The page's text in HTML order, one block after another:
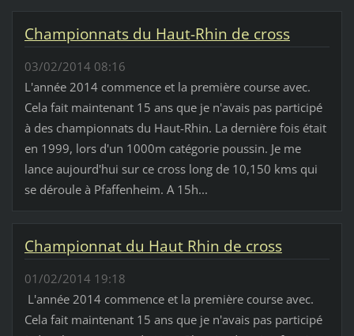
Championnats du Haut-Rhin de cross
03/02/2014 08:16
L'année 2014 commence et la première course avec.
Cela fait maintenant 15 ans que je n'avais pas participé
à des championnats du Haut-Rhin. La dernière fois était
en 1999, lors d'un 1000m catégorie poussin. Je me
lance aujourd'hui sur ce cross long de 10,150 kms qui
se déroule à Pfaffenheim. A 15h...
Championnat du Haut Rhin de cross
01/02/2014 19:18
L'année 2014 commence et la première course avec.
Cela fait maintenant 15 ans que je n'avais pas participé